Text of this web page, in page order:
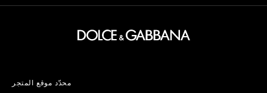
محدّد موقع المتجر